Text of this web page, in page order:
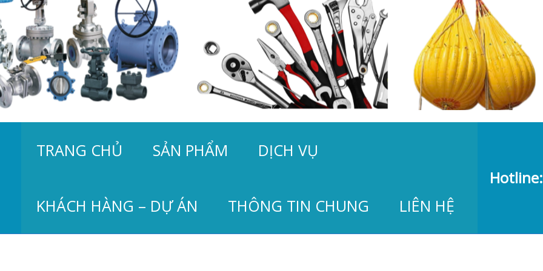
TRANG CHỦ SẢN PHẨM DỊCH VỤ
KHÁCH HÀNG – DỰ ÁN THÔNG TIN CHUNG LIÊN HỆ
Hotline: